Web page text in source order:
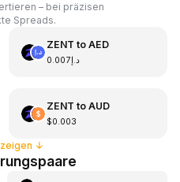
– bei präzisen
Spreads.
ZENT to AED
د.إ0.007
ZENT to AUD
$0.003
↓